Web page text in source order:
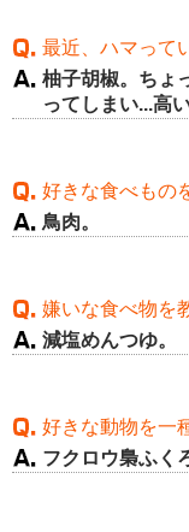
最近、ハマって
柚子胡椒。ちょ
ってしまい...高
好きな食べもの
鳥肉。
嫌いな食べ物を
減塩めんつゆ。
好きな動物を一
フクロウ梟ふく